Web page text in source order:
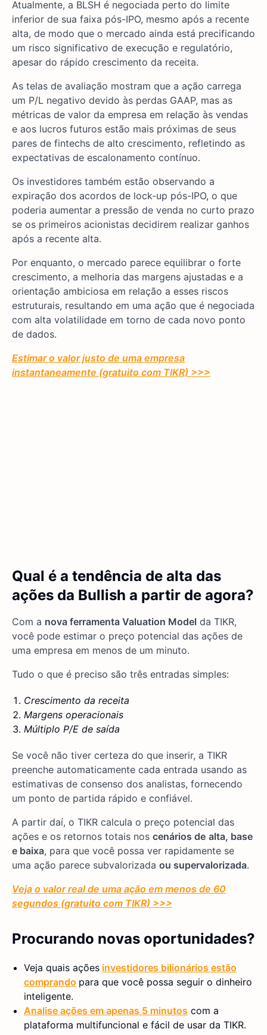
Atualmente, a BLSH é negociada perto do limite
inferior de sua faixa pós-IPO, mesmo após a recente
alta, de modo que o mercado ainda está precificando
um risco significativo de execução e regulatório,
apesar do rápido crescimento da receita.
As telas de avaliação mostram que a ação carrega
um P/L negativo devido às perdas GAAP, mas as
métricas de valor da empresa em relação às vendas
e aos lucros futuros estão mais próximas de seus
pares de fintechs de alto crescimento, refletindo as
expectativas de escalonamento contínuo.
Os investidores também estão observando a
expiração dos acordos de lock-up pós-IPO, o que
poderia aumentar a pressão de venda no curto prazo
se os primeiros acionistas decidirem realizar ganhos
após a recente alta.
Por enquanto, o mercado parece equilibrar o forte
crescimento, a melhoria das margens ajustadas e a
orientação ambiciosa em relação a esses riscos
estruturais, resultando em uma ação que é negociada
com alta volatilidade em torno de cada novo ponto
de dados.
Estimar o valor justo de uma empresa
instantaneamente (gratuito com TIKR) >>>
Qual é a tendência de alta das
ações da Bullish a partir de agora?
Com a nova ferramenta Valuation Model da TIKR,
você pode estimar o preço potencial das ações de
uma empresa em menos de um minuto.
Tudo o que é preciso são três entradas simples:
Crescimento da receita
Margens operacionais
Múltiplo P/E de saída
Se você não tiver certeza do que inserir, a TIKR
preenche automaticamente cada entrada usando as
estimativas de consenso dos analistas, fornecendo
um ponto de partida rápido e confiável.
A partir daí, o TIKR calcula o preço potencial das
ações e os retornos totais nos cenários de alta, base
e baixa, para que você possa ver rapidamente se
uma ação parece subvalorizada ou supervalorizada.
Veja o valor real de uma ação em menos de 60
segundos (gratuito com TIKR) >>>
Procurando novas oportunidades?
Veja quais ações investidores bilionários estão
comprando para que você possa seguir o dinheiro
inteligente.
Analise ações em apenas 5 minutos com a
plataforma multifuncional e fácil de usar da TIKR.